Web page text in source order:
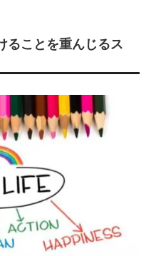
ることを重んじるス